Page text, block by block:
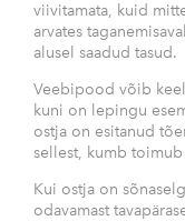
viivitamata, kuid
arvates
alusel saadud tasud.
Veebipood võib
kuni on lepingu
ostja on esitanud
sellest, kumb toimub
Kui ostja on
odavamast